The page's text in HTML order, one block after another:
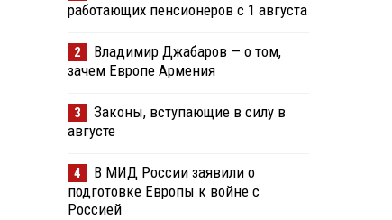
работающих пенсионеров с 1 августа
2
Владимир Джабаров — о том,
зачем Европе Армения
3
Законы, вступающие в силу в
августе
4
В МИД России заявили о
подготовке Европы к войне с
Россией